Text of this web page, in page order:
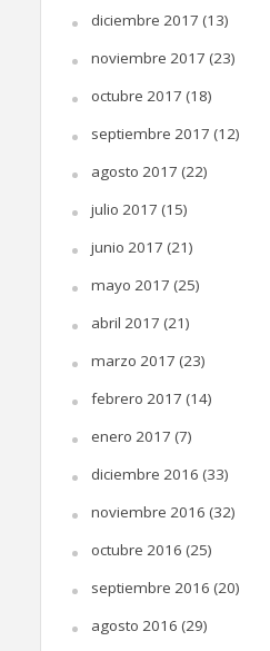
diciembre 2017 (13)
noviembre 2017 (23)
octubre 2017 (18)
septiembre 2017 (12)
agosto 2017 (22)
julio 2017 (15)
junio 2017 (21)
mayo 2017 (25)
abril 2017 (21)
marzo 2017 (23)
febrero 2017 (14)
enero 2017 (7)
diciembre 2016 (33)
noviembre 2016 (32)
octubre 2016 (25)
septiembre 2016 (20)
agosto 2016 (29)